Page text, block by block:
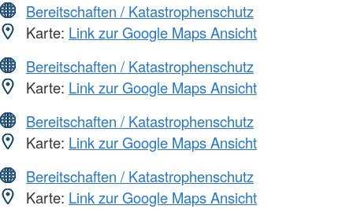
Bereitschaften / Katastrophenschutz
Karte: Link zur Google Maps Ansicht
Bereitschaften / Katastrophenschutz
Karte: Link zur Google Maps Ansicht
Bereitschaften / Katastrophenschutz
Karte: Link zur Google Maps Ansicht
Bereitschaften / Katastrophenschutz
Karte: Link zur Google Maps Ansicht